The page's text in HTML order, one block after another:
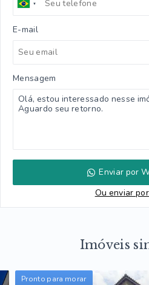
E-mail
Mensagem
Enviar por
Ou enviar
Imóveis
Pronto para morar